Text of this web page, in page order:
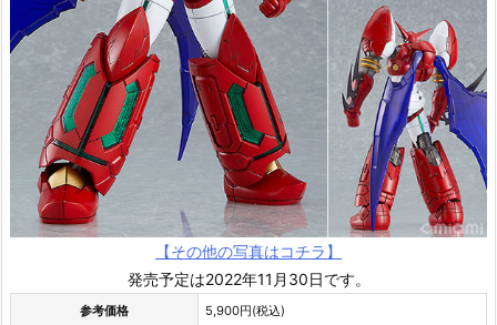
【その他の写真はコチラ】
発売予定は2022年11月30日です。
参考価格 5,900円(税込)